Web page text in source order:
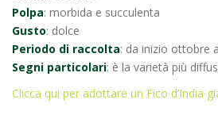
Polpa: morbida e succulenta
Gusto: dolce
Periodo di raccolta: da inizio ottobre
Segni particolari: è la varietà più
Clicca qui per adottare un Fico d’India